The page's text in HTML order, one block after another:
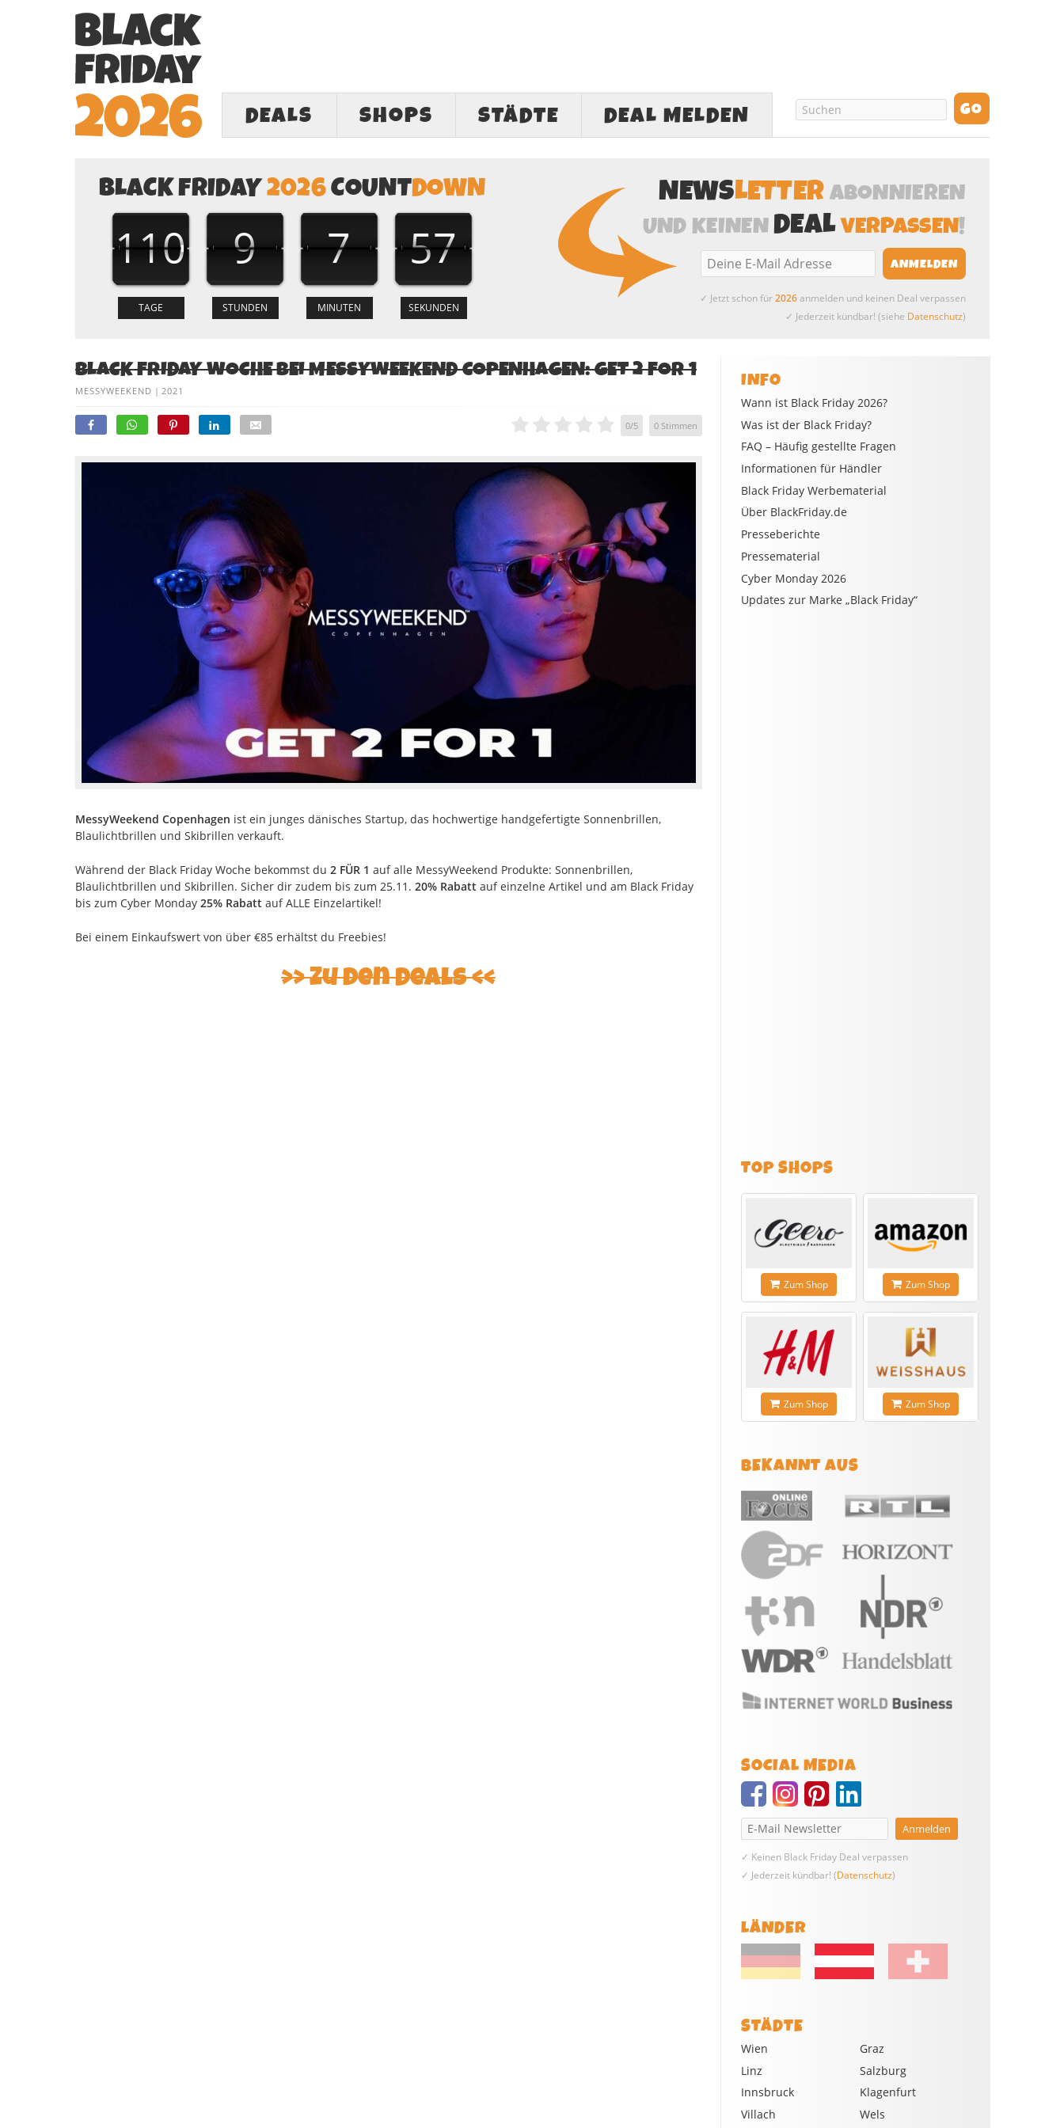
DEALS SHOPS STÄDTE DEAL MELDEN
BLACK FRIDAY2026COUNTDOWN
110 9 7 56
NEWSLETTERABONNIEREN
UND KEINENDEALVERPASSEN!
✓ Jetzt schon für2026anmelden und keinen Deal verpassen
✓ Jederzeit kündbar! (siehe Datenschutz)
BLACK FRIDAY WOCHE BEI MESSYWEEKEND COPENHAGEN: GET 2 FOR 1
MESSYWEEKEND | 2021
0/5 0Stimmen
MessyWeekend Copenhagen ist ein junges dänisches Startup, das hochwertige handgefertigte Sonnenbrillen,
Blaulichtbrillen und Skibrillen verkauft.
Während der Black Friday Woche bekommst du 2 FÜR 1 auf alle MessyWeekend Produkte: Sonnenbrillen,
Blaulichtbrillen und Skibrillen. Sicher dir zudem bis zum 25.11. 20% Rabatt auf einzelne Artikel und am Black Friday
bis zum Cyber Monday 25% Rabatt auf ALLE Einzelartikel!
Bei einem Einkaufswert von über €85 erhältst du Freebies!
Zu den Deals
INFO
Wann ist Black Friday 2026?
Was ist der Black Friday?
FAQ – Häufig gestellte Fragen
Informationen für Händler
Black Friday Werbematerial
Über BlackFriday.de
Presseberichte
Pressematerial
Cyber Monday 2026
Updates zur Marke „Black Friday“
TOP SHOPS
Zum Shop Zum Shop
Zum Shop Zum Shop
BEKANNT AUS
SOCIAL MEDIA
✓ Keinen Black Friday Deal verpassen
✓ Jederzeit kündbar! (Datenschutz)
LÄNDER
STÄDTE
Wien
Graz
Linz
Salzburg
Innsbruck
Klagenfurt
Villach
Wels